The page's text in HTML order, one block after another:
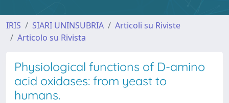
IRIS SIARI UNINSUBRIA
Articoli su Riviste
Articolo su Rivista
Physiological functions of D-amino
acid oxidases: from yeast to
humans.